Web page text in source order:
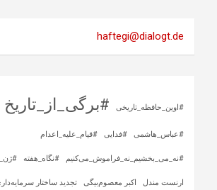
haftegi@dialogt.de
#اوین_حافظه_تاریخی #برگی_از_تاریخ
#عباس_هاشمی #فدایی #قیام_علیه_اعدام
#نه_می_بخشیم_نه_فراموش_می‌کنیم #نگاه_هفته
ارنست مندل اکبر معصوم‌بیگی تجدید ساختار